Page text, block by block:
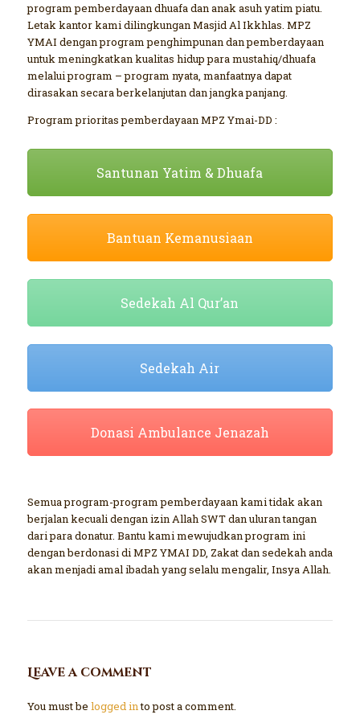
program pemberdayaan dhuafa dan anak asuh yatim piatu.
Letak kantor kami dilingkungan Masjid Al Ikkhlas. MPZ
YMAI dengan program penghimpunan dan pemberdayaan
untuk meningkatkan kualitas hidup para mustahiq/dhuafa
melalui program – program nyata, manfaatnya dapat
dirasakan secara berkelanjutan dan jangka panjang.
Program prioritas pemberdayaan MPZ Ymai-DD :
Santunan Yatim & Dhuafa
Bantuan Kemanusiaan
Sedekah Al Qur’an
Sedekah Air
Donasi Ambulance Jenazah
Semua program-program pemberdayaan kami tidak akan
berjalan kecuali dengan izin Allah SWT dan uluran tangan
dari para donatur. Bantu kami mewujudkan program ini
dengan berdonasi di MPZ YMAI DD, Zakat dan sedekah anda
akan menjadi amal ibadah yang selalu mengalir, Insya Allah.
Leave a comment
You must be logged into post a comment.